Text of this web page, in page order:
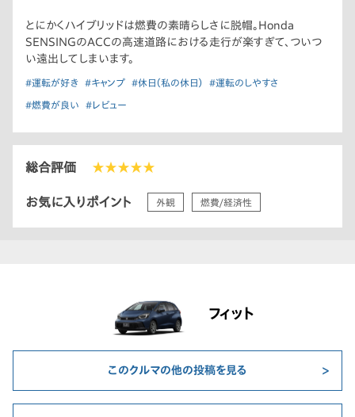
とにかくハイブリッドは燃費の素晴らしさに脱帽。Honda
SENSINGのACCの高速道路における走行が楽すぎて、ついつ
い遠出してしまいます。
#運転が好き #キャンプ #休日（私の休日） #運転のしやすさ
#燃費が良い #レビュー
総合評価 ★★★★★
お気に入りポイント 外観 燃費/経済性
フィット
このクルマの他の投稿を見る